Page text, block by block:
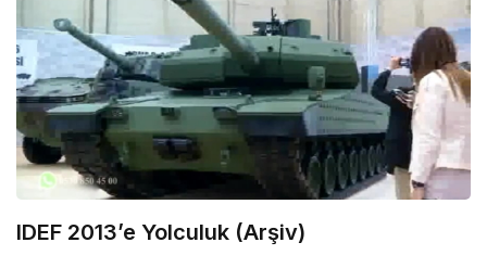
IDEF 2013’e Yolculuk (Arşiv)